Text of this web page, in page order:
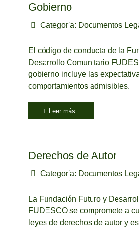
Gobierno
Categoría: Documentos
El código de conducta de la
Desarrollo Comunitario
gobierno incluye las
comportamientos admisibles.
Leer más…
Derechos de Autor
Categoría: Documentos
La Fundación Futuro y
FUDESCO se compromete a
leyes de derechos de autor y